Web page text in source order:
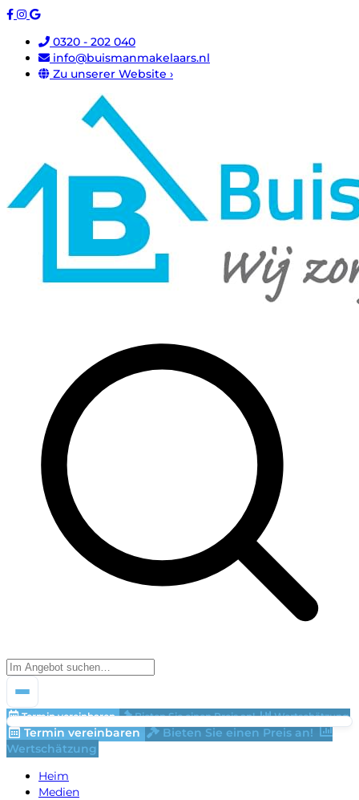
0320 - 202 040
info@buismanmakelaars.nl
Zu unserer Website ›
Termin vereinbaren Bieten Sie einen Preis an! Wertschätzung
Termin vereinbaren
Bieten Sie einen Preis an!
Wertschätzung
Heim
Medien